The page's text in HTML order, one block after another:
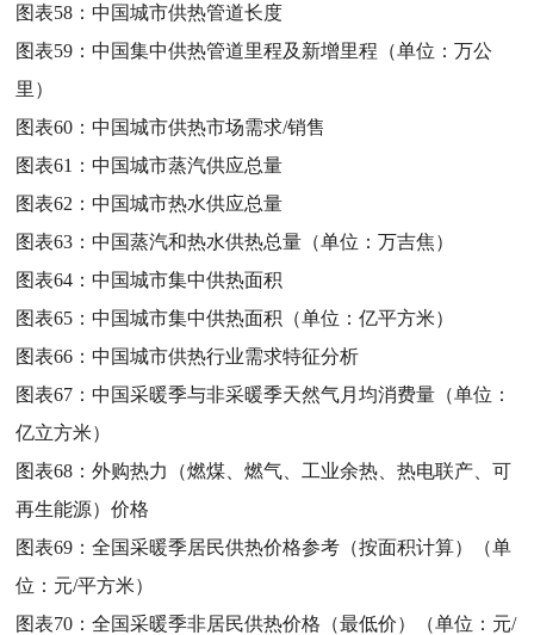
图表58：中国城市供热管道长度
图表59：中国集中供热管道里程及新增里程（单位：万公
里）
图表60：中国城市供热市场需求/销售
图表61：中国城市蒸汽供应总量
图表62：中国城市热水供应总量
图表63：中国蒸汽和热水供热总量（单位：万吉焦）
图表64：中国城市集中供热面积
图表65：中国城市集中供热面积（单位：亿平方米）
图表66：中国城市供热行业需求特征分析
图表67：中国采暖季与非采暖季天然气月均消费量（单位：
亿立方米）
图表68：外购热力（燃煤、燃气、工业余热、热电联产、可
再生能源）价格
图表69：全国采暖季居民供热价格参考（按面积计算）（单
位：元/平方米）
图表70：全国采暖季非居民供热价格（最低价）（单位：元/